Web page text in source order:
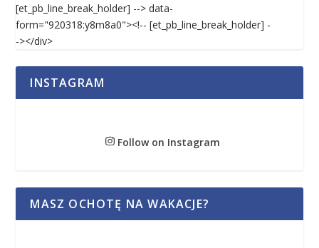
[et_pb_line_break_holder] --> data-
form="920318:y8m8a0"><!-- [et_pb_line_break_holder] -
-></div>
INSTAGRAM
Follow on Instagram
MASZ OCHOTĘ NA WAKACJE?